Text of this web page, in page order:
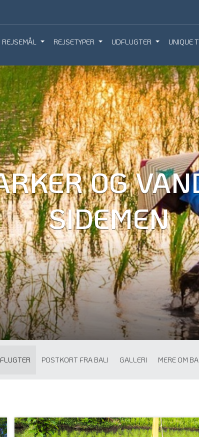
REJSEMÅL REJSETYPER UDFLUGTER UNIQUE
TRAVEL BOOK REJSEMØDE BESTIL
OG
SIDEMEN
POSTKORT FRA BALI GALLERI MERE OM